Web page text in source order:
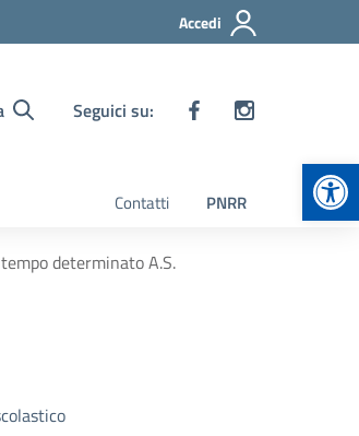
Accedi
Seguici su:
Contatti PNRR
determinato A.S.